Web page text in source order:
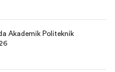
Akademik Politeknik